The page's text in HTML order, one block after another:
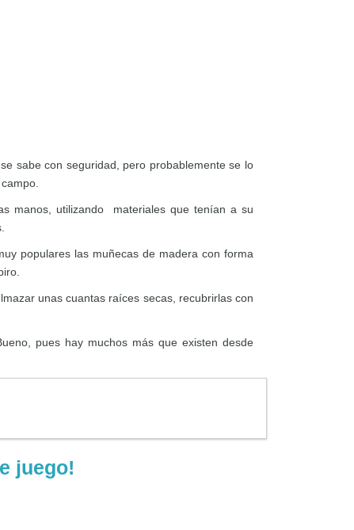
sabe con seguridad, pero probablemente se lo
manos, utilizando materiales que tenían a su
populares las muñecas de madera con forma
unas cuantas raíces secas, recubrirlas con
pues hay muchos más que existen desde
juego!